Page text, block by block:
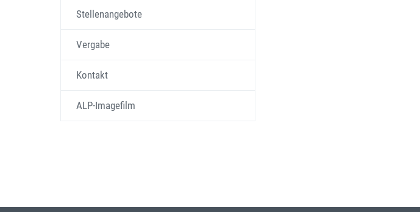
Stellenangebote
Vergabe
Kontakt
ALP-Imagefilm